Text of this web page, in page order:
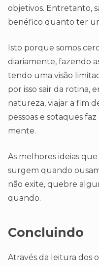
objetivos. Entretanto,
benéfico quanto ter
Isto porque somos
diariamente, fazendo
tendo uma visão
por isso sair da rotina,
natureza, viajar a fim
pessoas e sotaques
mente.
As melhores ideias
surgem quando
não exite, quebre
quando.
Concluindo
Através da leitura dos